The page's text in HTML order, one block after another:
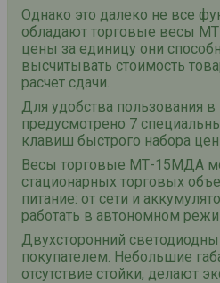
Однако это далеко не все
обладают торговые весы
цены за единицу они
высчитывать стоимость
расчет сдачи.
Для удобства пользования
предусмотрено 7
клавиш быстрого набора
Весы торговые МТ-15МДА
стационарных торговых
питание: от сети и
работать в автономном
Двухсторонний
покупателем. Небольшие
отсутствие стойки, делают